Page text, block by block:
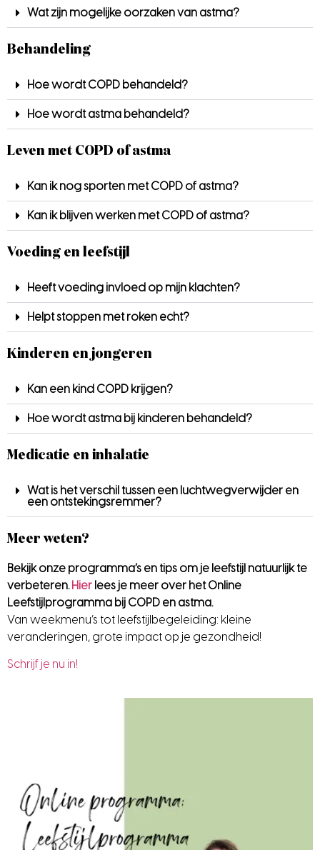
Wat zijn mogelijke oorzaken van astma?
Behandeling
Hoe wordt COPD behandeld?
Hoe wordt astma behandeld?
Leven met COPD of astma
Kan ik nog sporten met COPD of astma?
Kan ik blijven werken met COPD of astma?
Voeding en leefstijl
Heeft voeding invloed op mijn klachten?
Helpt stoppen met roken echt?
Kinderen en jongeren
Kan een kind COPD krijgen?
Hoe wordt astma bij kinderen behandeld?
Medicatie en inhalatie
Wat is het verschil tussen een luchtwegverwijder en
een ontstekingsremmer?
Meer weten?
Bekijk onze programma’s en tips om je leefstijl natuurlijk te
verbeteren.Hier lees je meer over het Online
Leefstijlprogramma bij COPD en astma.
Van weekmenu’s tot leefstijlbegeleiding: kleine
veranderingen, grote impact op je gezondheid!
Schrijf je nu in!